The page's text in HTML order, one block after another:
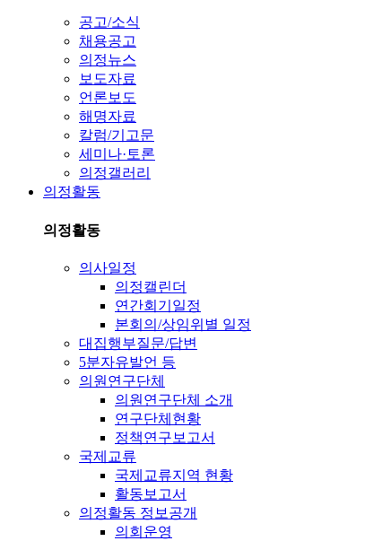
공고/소식
채용공고
의정뉴스
보도자료
언론보도
해명자료
칼럼/기고문
세미나·토론
의정갤러리
의정활동
의정활동
의사일정
의정캘린더
연간회기일정
본회의/상임위별 일정
대집행부질문/답변
5분자유발언 등
의원연구단체
의원연구단체 소개
연구단체현황
정책연구보고서
국제교류
국제교류지역 현황
활동보고서
의정활동 정보공개
의회운영